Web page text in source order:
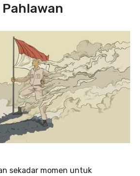
sekadar momen untuk